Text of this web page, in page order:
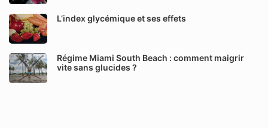
L’index glycémique et ses effets
Régime Miami South Beach : comment maigrir
vite sans glucides ?